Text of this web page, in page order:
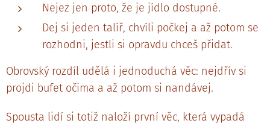
Nejez jen proto, že je jídlo dostupné.
Dej si jeden talíř, chvíli počkej a až potom se
rozhodni, jestli si opravdu chceš přidat.
Obrovský rozdíl udělá i jednoduchá věc: nejdřív si
projdi bufet očima a až potom si nandávej.
Spousta lidí si totiž naloží první věc, která vypadá